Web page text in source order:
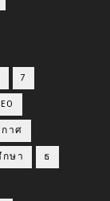
7
าศ
กษา ธ